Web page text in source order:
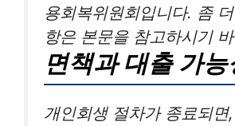
용회복위원회입니다. 좀
항은 본문을 참고하시기
면책과 대출 가
개인회생 절차가 종료되면